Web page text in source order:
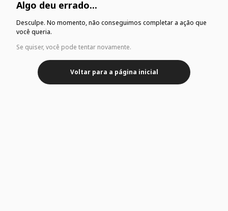
Algo deu errado...
Desculpe. No momento, não conseguimos completar a ação que
você queria.
Se quiser, você pode tentar novamente.
Voltar para a página inicial